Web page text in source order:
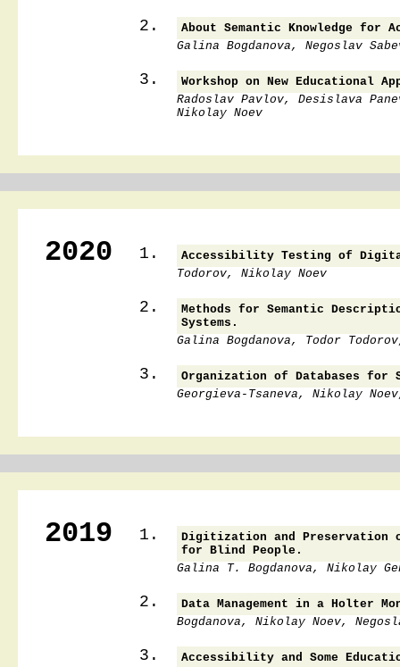
2.
About Semantic Knowledge for
Galina Bogdanova, Negoslav
3.
Workshop on New
Radoslav Pavlov, Desislava
Nikolay Noev
2020 1.
Accessibility Testing of
Todorov, Nikolay Noev
2.
Methods for Semantic
Systems.
Galina Bogdanova, Todor
3.
Organization of Databases
Georgieva-Tsaneva, Nikolay
2019 1.
Digitization and Preservation
for Blind People.
Galina T. Bogdanova, Nikolay
2.
Data Management in a Holter
Bogdanova, Nikolay Noev,
3.
Accessibility and Some